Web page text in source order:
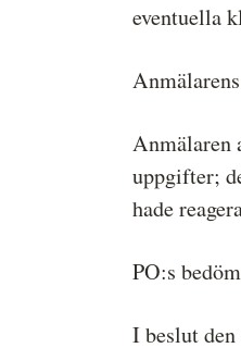
eventuella
Anmälaren
uppgifter;
hade
PO:s
I beslut